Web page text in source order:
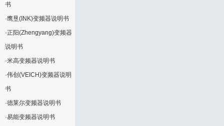
书
·鹰垦(INK)变频器说明书
·正阳(Zhengyang)变频器
说明书
·米高变频器说明书
·伟创(VEICH)变频器说明
书
·德莱尔变频器说明书
·易能变频器说明书